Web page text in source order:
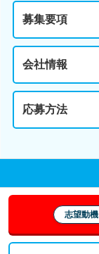
募集要項
会社情報
応募方法
志望動